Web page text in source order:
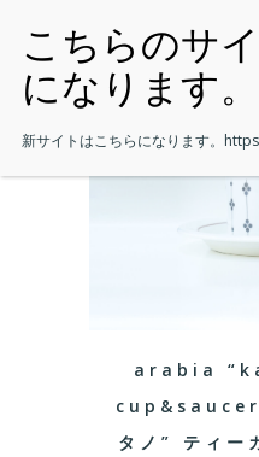
arabia
タノ” ティー
新サイトはこちらになります。